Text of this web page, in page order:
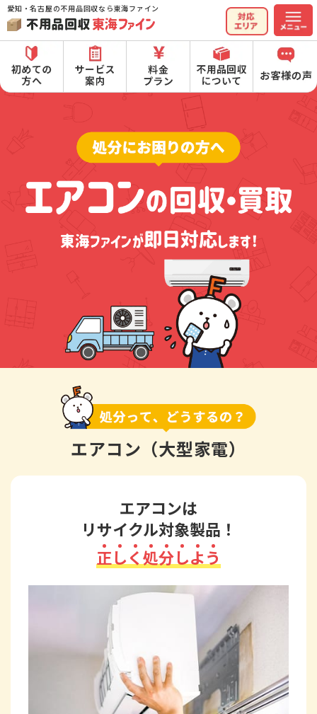
愛知・名古屋の不用品回収なら東海ファイン
エアコン（大型家電）
エアコンは
リサイクル対象製品！
正しく処分しよう